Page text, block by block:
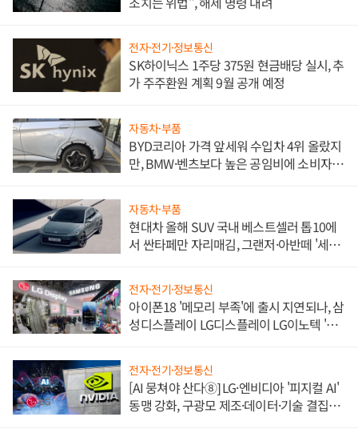
전자·전기·정보통신
SK하이닉스 1주당 375원 현금배당 실시, 추
가 주주환원 계획 9월 공개 예정
자동차·부품
BYD코리아 가격 앞세워 수입차 4위 올랐지
만, BMW·벤츠보다 높은 공임비에 소비자
자동차·부품
현대차 올해 SUV 국내 베스트셀러 톱10에
서 싼타페만 자리매김, 그랜저·아반떼 '세단
전자·전기·정보통신
아이폰18 '메모리 부족'에 출시 지연되나, 삼
성디스플레이 LG디스플레이 LG이노텍 '탈
전자·전기·정보통신
[AI 뭉쳐야 산다⑧] LG·엔비디아 '피지컬 AI'
동맹 강화, 구광모 제조·데이터·기술 결집